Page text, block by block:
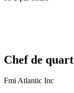
Chef de quart
Fmi Atlantic Inc